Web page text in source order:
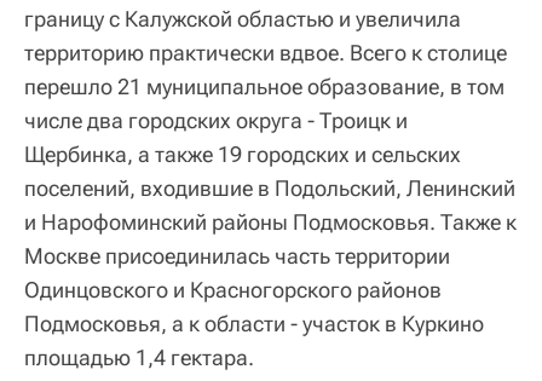
границу с Калужской областью и увеличила
территорию практически вдвое. Всего к столице
перешло 21 муниципальное образование, в том
числе два городских округа - Троицк и
Щербинка, а также 19 городских и сельских
поселений, входившие в Подольский, Ленинский
и Нарофоминский районы Подмосковья. Также к
Москве присоединилась часть территории
Одинцовского и Красногорского районов
Подмосковья, а к области - участок в Куркино
площадью 1,4 гектара.